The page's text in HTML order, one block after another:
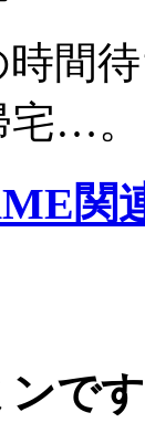
時間
宅…。
関
ンで